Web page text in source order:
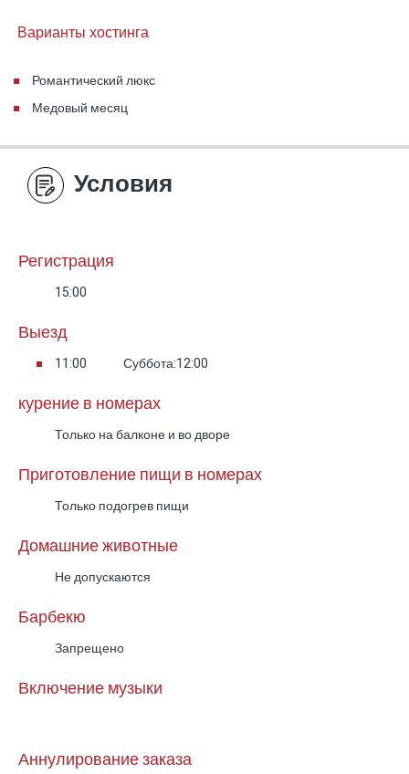
Варианты хостинга
Романтический люкс
Медовый месяц
Условия
Регистрация
15:00
Выезд
11:00 Суббота:12:00
курение в номерах
Только на балконе и во дворе
Приготовление пищи в номерах
Только подогрев пищи
Домашние животные
Не допускаются
Барбекю
Запрещено
Включение музыки
Аннулирование заказа